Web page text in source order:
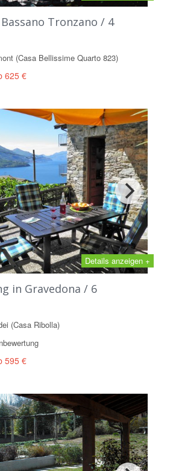
Tronzano / 4
(Casa Bellissime Quarto 823)
625 €
Details anzeigen +
in Gravedona / 6
(Casa Ribolla)
595 €